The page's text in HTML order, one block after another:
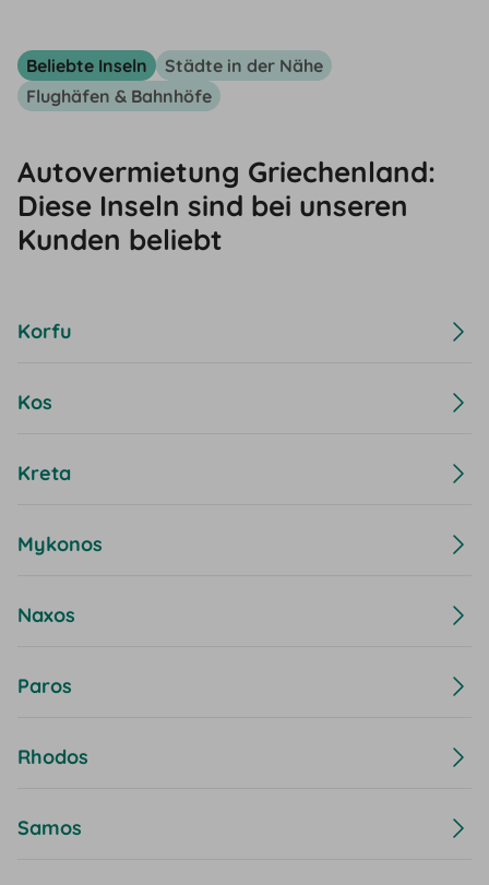
Beliebte Inseln
Städte in der Nähe
Flughäfen & Bahnhöfe
Autovermietung Griechenland:
Diese Inseln sind bei unseren
Kunden beliebt
Korfu
Kos
Kreta
Mykonos
Naxos
Paros
Rhodos
Samos